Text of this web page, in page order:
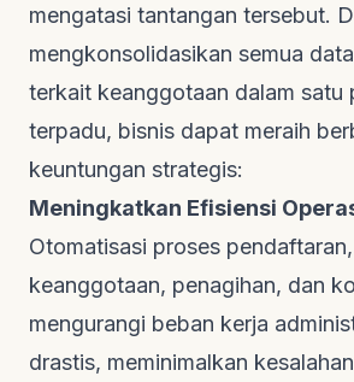
mengatasi tantangan tersebut.
mengkonsolidasikan semua
terkait keanggotaan dalam satu
terpadu, bisnis dapat meraih
keuntungan strategis:
Meningkatkan Efisiensi
Otomatisasi proses
keanggotaan, penagihan, dan
mengurangi beban kerja
drastis, meminimalkan